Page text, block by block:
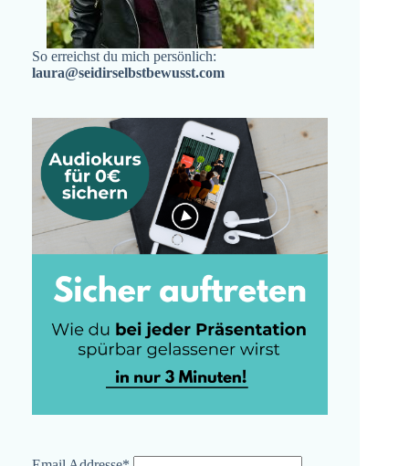
So erreichst du mich persönlich:
laura@seidirselbstbewusst.com